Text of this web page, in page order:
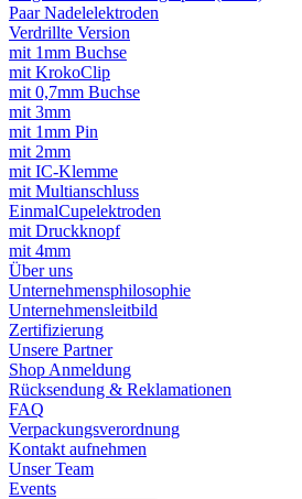
Paar Nadelelektroden
Verdrillte Version
mit 1mm Buchse
mit KrokoClip
mit 0,7mm Buchse
mit 3mm
mit 1mm Pin
mit 2mm
mit IC-Klemme
mit Multianschluss
EinmalCupelektroden
mit Druckknopf
mit 4mm
Über uns
Unternehmensphilosophie
Unternehmensleitbild
Zertifizierung
Unsere Partner
Shop Anmeldung
Rücksendung & Reklamationen
FAQ
Verpackungsverordnung
Kontakt aufnehmen
Unser Team
Events